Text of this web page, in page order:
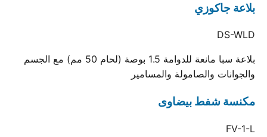
بلاعة جاكوزي
DS-WLD
بلاعة سبا مانعة للدوامة 1.5 بوصة (لحام 50 مم) مع الجسم
والجوانات والصامولة والمسامير
مكنسة شفط بيضاوى
FV-1-L